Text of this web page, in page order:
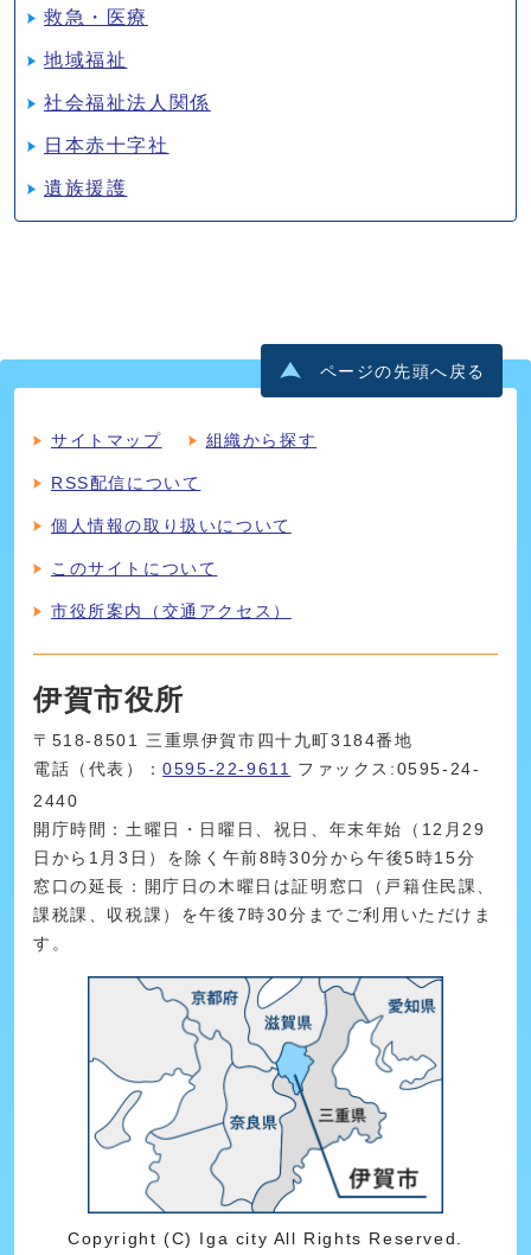
救急・医療
地域福祉
社会福祉法人関係
日本赤十字社
遺族援護
ページの先頭へ戻る
サイトマップ 組織から探す
RSS配信について
個人情報の取り扱いについて
このサイトについて
市役所案内（交通アクセス）
伊賀市役所
〒518-8501 三重県伊賀市四十九町3184番地
電話（代表）：0595-22-9611
ファックス:0595-24-
2440
開庁時間：土曜日・日曜日、祝日、年末年始（12月29
日から1月3日）を除く午前8時30分から午後5時15分
窓口の延長：開庁日の木曜日は証明窓口（戸籍住民課、
課税課、収税課）を午後7時30分までご利用いただけま
す。
Copyright (C) Iga city All Rights Reserved.